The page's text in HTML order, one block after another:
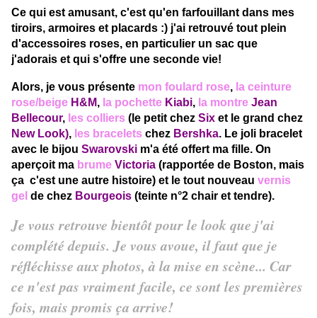
Ce qui est amusant, c'est qu'en farfouillant dans mes
tiroirs, armoires et placards :) j'ai retrouvé tout plein
d'accessoires roses, en particulier un sac que
j'adorais et qui s'offre une seconde vie!
Alors, je vous présente mon foulard rose, la ceinture
rose/beige H&M, la pochette Kiabi, la montre Jean
Bellecour, les colliers (le petit chez Six et le grand chez
New Look), les bracelets chez Bershka. Le joli bracelet
avec le bijou Swarovski m'a été offert ma fille. On
aperçoit ma brume Victoria (rapportée de Boston, mais
ça c'est une autre histoire) et le tout nouveau vernis
gel de chez Bourgeois (teinte n°2 chair et tendre).
Je vous retrouve bientôt pour le look que j'ai
complété depuis. Je vous avoue, il faut que je
réfléchisse aux photos, à la mise en scène... Car
ce n'est pas vraiment facile, ce sont les premières
fois, mais promis ça arrive!